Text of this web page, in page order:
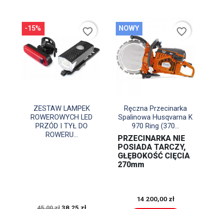
Szybki podgląd
ZESTAW LAMPEK
ROWEROWYCH LED
PRZÓD I TYŁ DO
ROWERU...
38,25 zł
-15% favorite_border
Szybki podgląd
Ręczna Przecinarka
Spalinowa Husqvarna K
970 Ring (370...
PRZECINARKA NIE
POSIADA TARCZY,
GŁĘBOKOŚĆ CIĘCIA
270mm
14 200,00 zł
NOWY favorite_border